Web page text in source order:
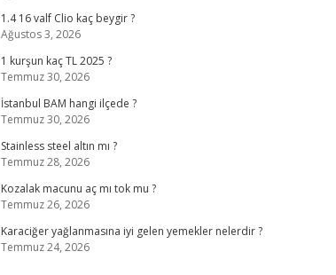
1.4 16 valf Clio kaç beygir ?
Ağustos 3, 2026
1 kurşun kaç TL 2025 ?
Temmuz 30, 2026
İstanbul BAM hangi ilçede ?
Temmuz 30, 2026
Stainless steel altın mı ?
Temmuz 28, 2026
Kozalak macunu aç mı tok mu ?
Temmuz 26, 2026
Karaciğer yağlanmasına iyi gelen yemekler nelerdir ?
Temmuz 24, 2026